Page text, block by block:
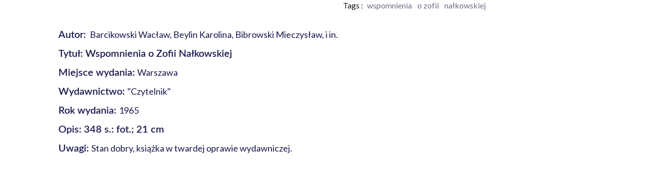
Tags : wspomnienia o zofii nałkowskiej
Autor: Barcikowski Wacław, Beylin Karolina, Bibrowski Mieczysław, i in.
Tytuł: Wspomnienia o Zofii Nałkowskiej
Miejsce wydania: Warszawa
Wydawnictwo: "Czytelnik"
Rok wydania: 1965
Opis: 348 s.: fot.; 21 cm
Uwagi: Stan dobry, książka w twardej oprawie wydawniczej.